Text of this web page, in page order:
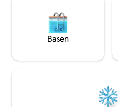
Basen